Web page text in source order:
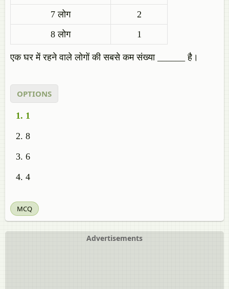
7 लोग
2
8 लोग
1
एक घर में रहने वाले लोगों की सबसे कम संख्या ______ है।
OPTIONS
1
8
6
4
MCQ
Advertisements